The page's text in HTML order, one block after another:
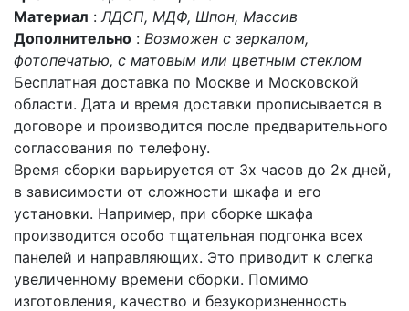
Материал :ЛДСП, МДФ, Шпон, Массив
Дополнительно : Возможен с зеркалом,
фотопечатью, с матовым или цветным стеклом
Бесплатная доставка по Москве и Московской
области. Дата и время доставки прописывается в
договоре и производится после предварительного
согласования по телефону.
Время сборки варьируется от 3х часов до 2х дней,
в зависимости от сложности шкафа и его
установки. Например, при сборке шкафа
производится особо тщательная подгонка всех
панелей и направляющих. Это приводит к слегка
увеличенному времени сборки. Помимо
изготовления, качество и безукоризненность